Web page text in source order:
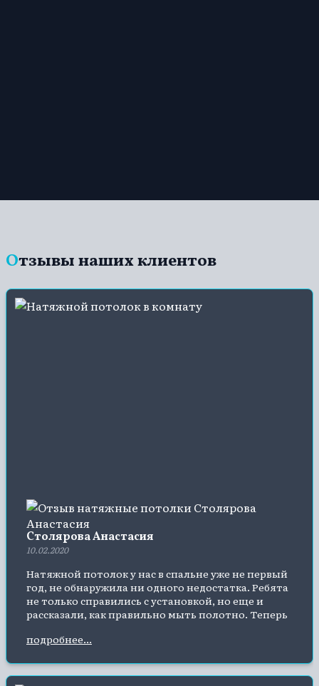
Отзывы наших клиентов
Столярова Анастасия
10.02.2020
Натяжной потолок у нас в спальне уже не первый
год, не обнаружила ни одного недостатка. Ребята
не только справились с установкой, но еще и
рассказали, как правильно мыть полотно. Теперь
очень практично!
подробнее...